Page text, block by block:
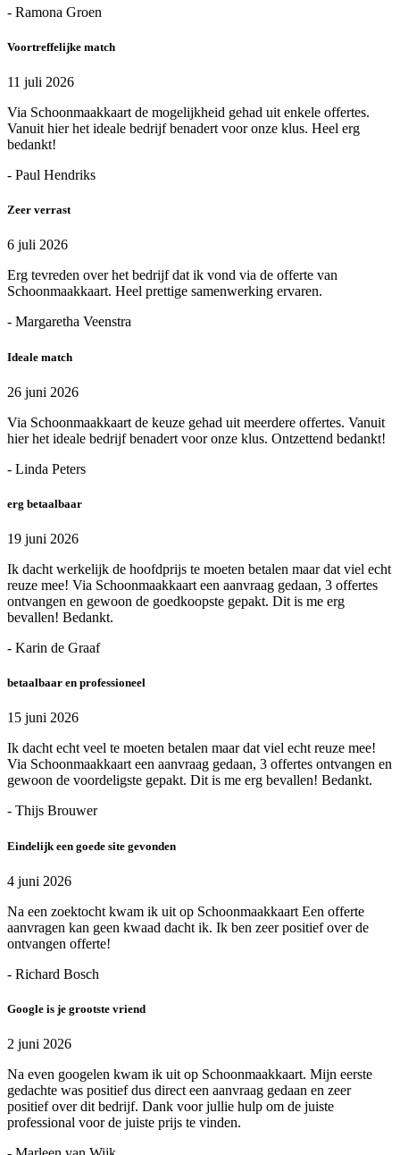
- Ramona Groen
Voortreffelijke match
11 juli 2026
Via Schoonmaakkaart de mogelijkheid gehad uit enkele offertes.
Vanuit hier het ideale bedrijf benadert voor onze klus. Heel erg
bedankt!
- Paul Hendriks
Zeer verrast
6 juli 2026
Erg tevreden over het bedrijf dat ik vond via de offerte van
Schoonmaakkaart. Heel prettige samenwerking ervaren.
- Margaretha Veenstra
Ideale match
26 juni 2026
Via Schoonmaakkaart de keuze gehad uit meerdere offertes. Vanuit
hier het ideale bedrijf benadert voor onze klus. Ontzettend bedankt!
- Linda Peters
erg betaalbaar
19 juni 2026
Ik dacht werkelijk de hoofdprijs te moeten betalen maar dat viel echt
reuze mee! Via Schoonmaakkaart een aanvraag gedaan, 3 offertes
ontvangen en gewoon de goedkoopste gepakt. Dit is me erg
bevallen! Bedankt.
- Karin de Graaf
betaalbaar en professioneel
15 juni 2026
Ik dacht echt veel te moeten betalen maar dat viel echt reuze mee!
Via Schoonmaakkaart een aanvraag gedaan, 3 offertes ontvangen en
gewoon de voordeligste gepakt. Dit is me erg bevallen! Bedankt.
- Thijs Brouwer
Eindelijk een goede site gevonden
4 juni 2026
Na een zoektocht kwam ik uit op Schoonmaakkaart Een offerte
aanvragen kan geen kwaad dacht ik. Ik ben zeer positief over de
ontvangen offerte!
- Richard Bosch
Google is je grootste vriend
2 juni 2026
Na even googelen kwam ik uit op Schoonmaakkaart. Mijn eerste
gedachte was positief dus direct een aanvraag gedaan en zeer
positief over dit bedrijf. Dank voor jullie hulp om de juiste
professional voor de juiste prijs te vinden.